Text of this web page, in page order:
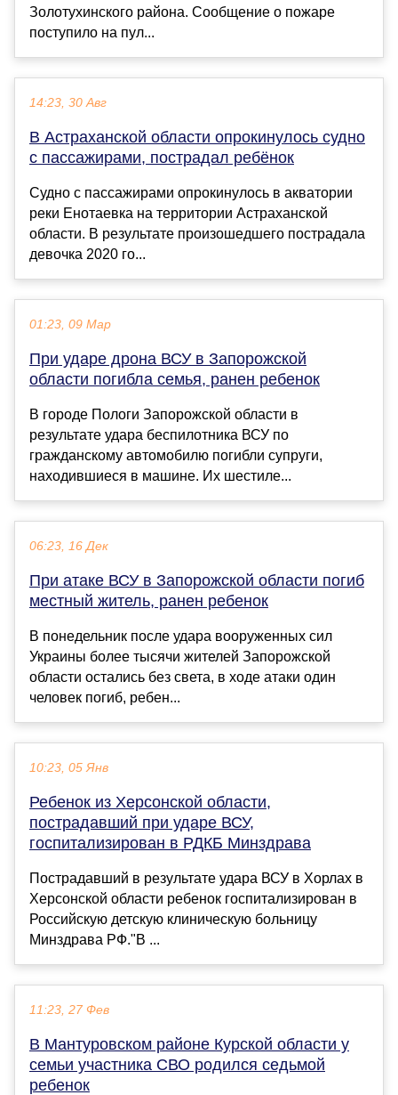
Золотухинского района. Сообщение о пожаре
поступило на пул...
14:23, 30 Авг
В Астраханской области опрокинулось судно
с пассажирами, пострадал ребёнок
Судно с пассажирами опрокинулось в акватории
реки Енотаевка на территории Астраханской
области. В результате произошедшего пострадала
девочка 2020 го...
01:23, 09 Мар
При ударе дрона ВСУ в Запорожской
области погибла семья, ранен ребенок
В городе Пологи Запорожской области в
результате удара беспилотника ВСУ по
гражданскому автомобилю погибли супруги,
находившиеся в машине. Их шестиле...
06:23, 16 Дек
При атаке ВСУ в Запорожской области погиб
местный житель, ранен ребенок
В понедельник после удара вооруженных сил
Украины более тысячи жителей Запорожской
области остались без света, в ходе атаки один
человек погиб, ребен...
10:23, 05 Янв
Ребенок из Херсонской области,
пострадавший при ударе ВСУ,
госпитализирован в РДКБ Минздрава
Пострадавший в результате удара ВСУ в Хорлах в
Херсонской области ребенок госпитализирован в
Российскую детскую клиническую больницу
Минздрава РФ."В ...
11:23, 27 Фев
В Мантуровском районе Курской области у
семьи участника СВО родился седьмой
ребенок